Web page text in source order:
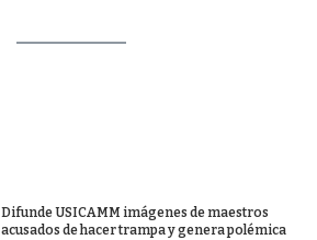
Difunde USICAMM imágenes de maestros
acusados de hacer trampa y genera polémica